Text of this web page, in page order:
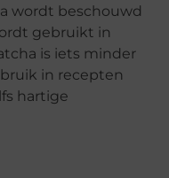
wordt beschouwd
gebruikt in
is iets minder
in recepten
hartige